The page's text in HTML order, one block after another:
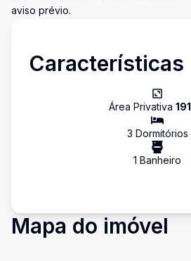
aviso prévio.
Características
Área Privativa 191
3 Dormitórios
1 Banheiro
Mapa do imóvel